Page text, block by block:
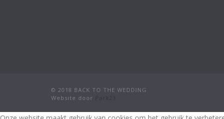
© 2018 BACK TO THE WEDDING
Website door Park23